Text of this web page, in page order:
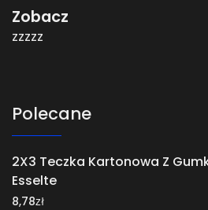
Zobacz
zzzzz
Polecane
2X3 Teczka Kartonowa Z
Esselte
8,78zł